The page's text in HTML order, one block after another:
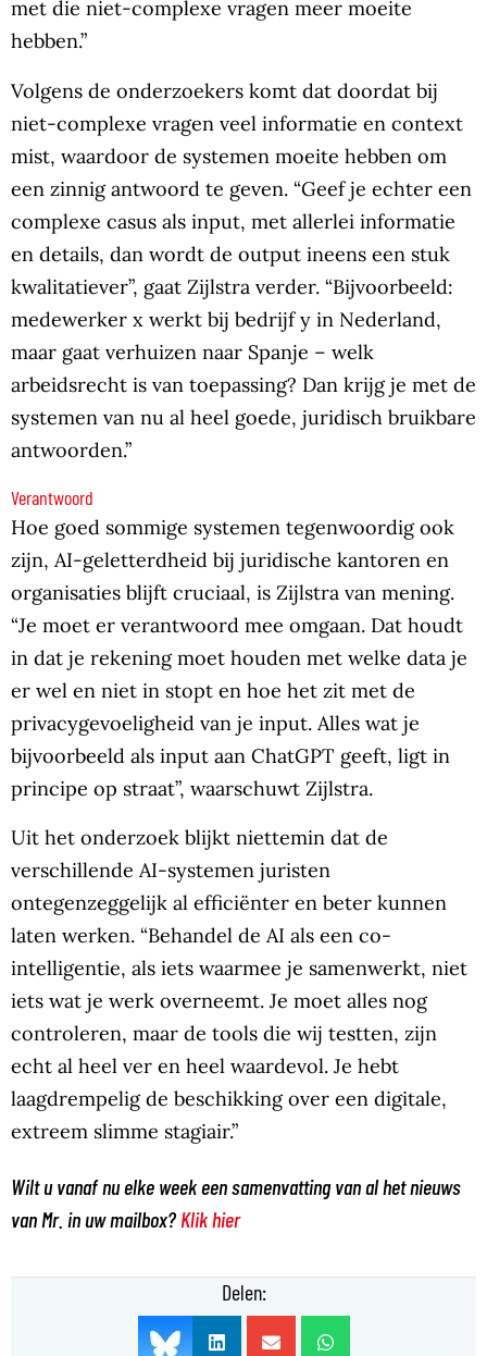
met die niet-complexe vragen meer moeite
hebben.”
Volgens de onderzoekers komt dat doordat bij
niet-complexe vragen veel informatie en context
mist, waardoor de systemen moeite hebben om
een zinnig antwoord te geven. “Geef je echter een
complexe casus als input, met allerlei informatie
en details, dan wordt de output ineens een stuk
kwalitatiever”, gaat Zijlstra verder. “Bijvoorbeeld:
medewerker x werkt bij bedrijf y in Nederland,
maar gaat verhuizen naar Spanje – welk
arbeidsrecht is van toepassing? Dan krijg je met de
systemen van nu al heel goede, juridisch bruikbare
antwoorden.”
Verantwoord
Hoe goed sommige systemen tegenwoordig ook
zijn, AI-geletterdheid bij juridische kantoren en
organisaties blijft cruciaal, is Zijlstra van mening.
“Je moet er verantwoord mee omgaan. Dat houdt
in dat je rekening moet houden met welke data je
er wel en niet in stopt en hoe het zit met de
privacygevoeligheid van je input. Alles wat je
bijvoorbeeld als input aan ChatGPT geeft, ligt in
principe op straat”, waarschuwt Zijlstra.
Uit het onderzoek blijkt niettemin dat de
verschillende AI-systemen juristen
ontegenzeggelijk al efficiënter en beter kunnen
laten werken. “Behandel de AI als een co-
intelligentie, als iets waarmee je samenwerkt, niet
iets wat je werk overneemt. Je moet alles nog
controleren, maar de tools die wij testten, zijn
echt al heel ver en heel waardevol. Je hebt
laagdrempelig de beschikking over een digitale,
extreem slimme stagiair.”
Wilt u vanaf nu elke week een samenvatting van al het nieuws
van Mr. in uw mailbox? Klik hier
Delen: